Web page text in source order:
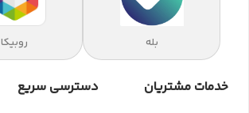
بله روبیکا
خدمات مشتریان دسترسی سریع